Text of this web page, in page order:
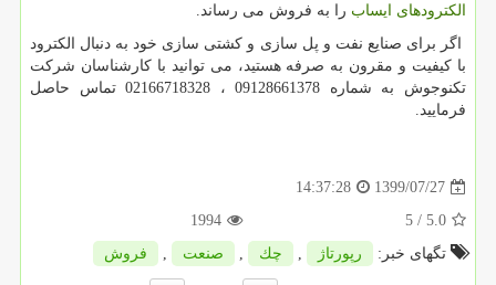
الکترودهای ایساب را به فروش می رساند.
اگر برای صنایع نفت و پل سازی و کشتی سازی خود به دنبال الکترود
با کیفیت و مقرون به صرفه هستید، می توانید با کارشناسان شرکت
تکنوجوش به شماره 09128661378 ، 02166718328 تماس حاصل
فرمایید.
1399/07/27
14:37:28
5.0
/ 5
1994
تگهای خبر:
رپورتاژ , چك , صنعت , فروش